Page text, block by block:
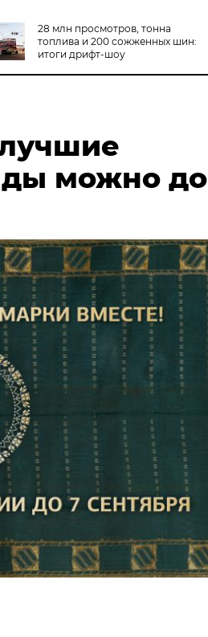
28 млн просмотров, тонна
топлива и 200 сожженных шин:
итоги дрифт-шоу
лучшие
можно до